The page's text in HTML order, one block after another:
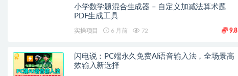
小学数学题混合生成器 – 自定义加减法算术题
PDF生成工具
实操项目 6 月前 72 9.8
闪电说：PC端永久免费AI语音输入法，全场景高
效输入新选择